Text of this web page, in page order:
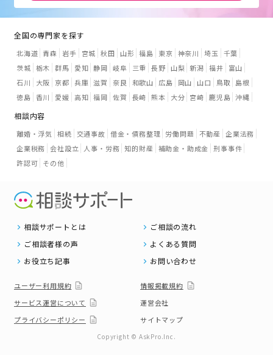
全国の専門家を探す
北海道 青森 岩手 宮城 秋田 山形 福島 東京 神奈川 埼玉
千葉
茨城 栃木 群馬 愛知 静岡 岐阜 三重 長野 山梨 新潟 福井
富山
石川
大阪 京都 兵庫 滋賀 奈良 和歌山 広島 岡山 山口 鳥取
島根
徳島 香川 愛媛 高知 福岡 佐賀 長崎 熊本 大分 宮崎 鹿児島 沖縄
相談内容
離婚・浮気 相続 交通事故 借金・債務整理 労働問題 不動産 企業法務
企業税務 会社設立 人事・労務 知的財産 補助金・助成金 刑事事件
許認可 その他
相談サポートとは
ご相談の流れ
ご相談者様の声
よくある質問
お役立ち記事
お問い合わせ
ユーザー利用規約
情報掲載規約
サービス運営について
運営会社
プライバシーポリシー
サイトマップ
Copyright © AskPro.Inc.